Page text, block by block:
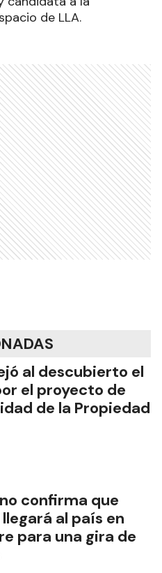
en la segunda
135. En las PASO del
como el precandidato
pero en los comicios
lugar.
presidencial
Villarruel, su
candidata a la
de LLA.